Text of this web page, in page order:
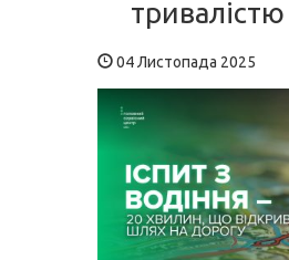
04 Листопада 2025